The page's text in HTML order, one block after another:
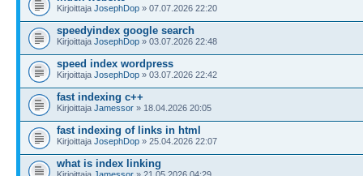
Kirjoittaja JosephDop » 07.07.2026 22:20
speedyindex google search
Kirjoittaja JosephDop » 03.07.2026 22:48
speed index wordpress
Kirjoittaja JosephDop » 03.07.2026 22:42
fast indexing c++
Kirjoittaja Jamessor » 18.04.2026 20:05
fast indexing of links in html
Kirjoittaja JosephDop » 25.04.2026 22:07
what is index linking
Kirjoittaja Jamessor » 21.05.2026 04:29